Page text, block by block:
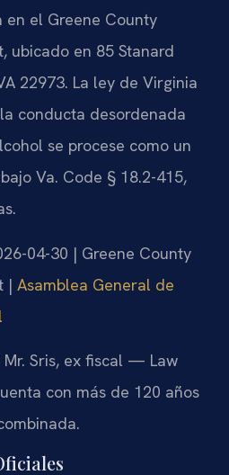
en el Greene County
ubicado en 85 Stanard
22973. La ley de Virginia
conducta desordenada
se procese como un
Va. Code § 18.2-415,
04-30 | Greene County
| Asamblea General de
Sris, ex fiscal — Law
con más de 120 años